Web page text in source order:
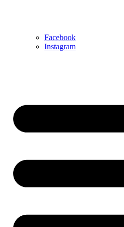
Facebook
Instagram